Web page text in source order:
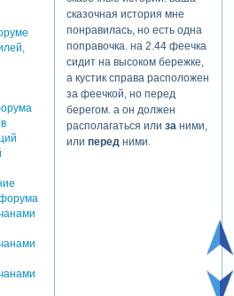
надо еще поправить?
сказочная история мне
понравилась, но есть одна
поправочка. на 2.44 феечка
сидит на высоком бережке,
а кустик справа расположен
за феечкой, но перед
берегом. а он должен
располагаться или заними,
или передними.